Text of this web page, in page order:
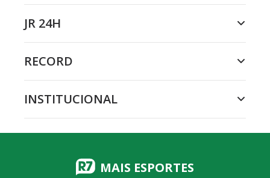
JR 24H
RECORD
INSTITUCIONAL
MAIS ESPORTES